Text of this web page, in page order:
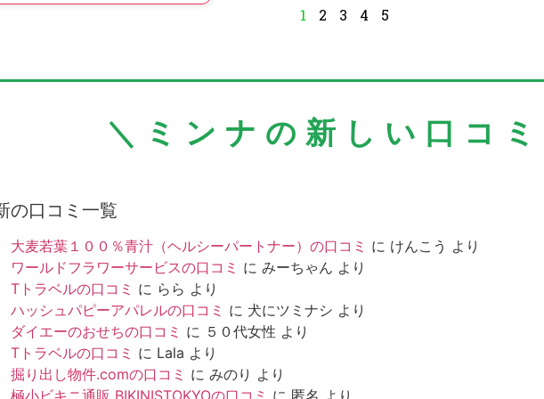
1 2 3 4 5
＼ミンナの新しい口コ
の口コミ一覧
大麦若葉１００％青汁（ヘルシーパートナー）の口コミ に けんこう より
ワールドフラワーサービスの口コミ に みーちゃん より
Tトラベルの口コミ に らら より
ハッシュパピーアパレルの口コミ に 犬にツミナシ より
ダイエーのおせちの口コミ に ５０代女性 より
Tトラベルの口コミ に Lala より
掘り出し物件.comの口コミ に みのり より